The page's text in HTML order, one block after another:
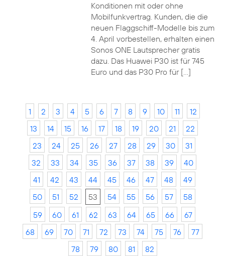
Konditionen mit oder ohne
Mobilfunkvertrag. Kunden, die die
neuen Flaggschiff-Modelle bis zum
4. April vorbestellen, erhalten einen
Sonos ONE Lautsprecher gratis
dazu. Das Huawei P30 ist für 745
Euro und das P30 Pro für […]
1 2 3 4 5 6 7 8 9 10 11
12
13
14 15 16 17 18 19 20 21
22
23
24 25 26 27 28 29 30
31
32
33 34 35 36 37 38 39
40
41
42 43 44 45 46 47 48
49
50
51 52 53 54 55 56 57
58
59
60 61 62 63 64 65 66
67
68
69 70 71 72 73 74 75 76
77
78
79 80 81 82